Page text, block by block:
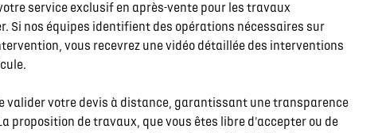
service exclusif en après-vente pour les travaux
Si nos équipes identifient des opérations nécessaires sur
vous recevrez une vidéo détaillée des interventions
valider votre devis à distance, garantissant une transparence
proposition de travaux, que vous êtes libre d'accepter ou de